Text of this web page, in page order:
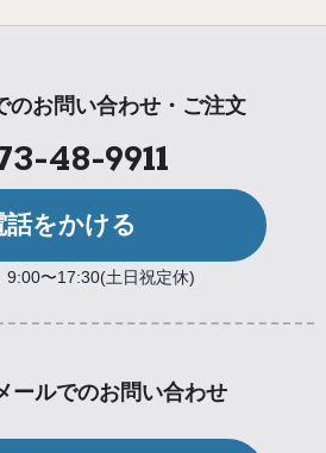
のお問い合わせ・ご注文
48-9911
話をかける
9:00〜17:30(土日祝定休)
ールでのお問い合わせ